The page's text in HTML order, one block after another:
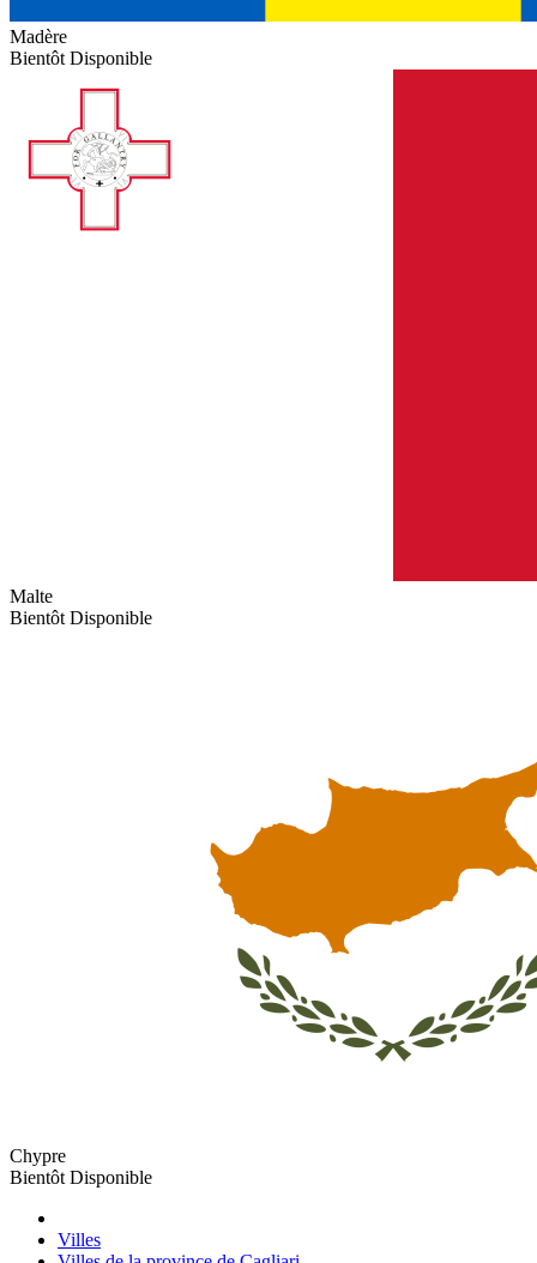
Madère
Bientôt Disponible
Malte
Bientôt Disponible
Chypre
Bientôt Disponible
Villes